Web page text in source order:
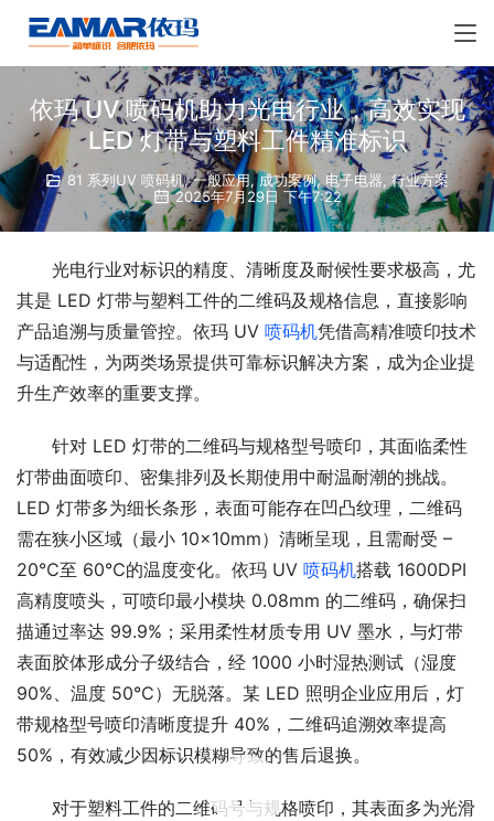
依玛 UV 喷码机助力光电行业，高效实现
LED 灯带与塑料工件精准标识
81 系列UV 喷码机,一般应用,成功案例, 电子电器,行业方案
2025年7月29日 下午7:22
光电行业对标识的精度、清晰度及耐候性要求极高，尤
其是 LED 灯带与塑料工件的二维码及规格信息，直接影响
产品追溯与质量管控。依玛 UV 喷码机凭借高精准喷印技术
与适配性，为两类场景提供可靠标识解决方案，成为企业提
升生产效率的重要支撑。
针对 LED 灯带的二维码与规格型号喷印，其面临柔性
灯带曲面喷印、密集排列及长期使用中耐温耐潮的挑战。
LED 灯带多为细长条形，表面可能存在凹凸纹理，二维码
需在狭小区域（最小 10×10mm）清晰呈现，且需耐受 –
20℃至 60℃的温度变化。依玛 UV 喷码机搭载 1600DPI
高精度喷头，可喷印最小模块 0.08mm 的二维码，确保扫
描通过率达 99.9%；采用柔性材质专用 UV 墨水，与灯带
表面胶体形成分子级结合，经 1000 小时湿热测试（湿度
90%、温度 50℃）无脱落。某 LED 照明企业应用后，灯
带规格型号喷印清晰度提升 40%，二维码追溯效率提高
50%，有效减少因标识模糊导致的售后退换。
对于塑料工件的二维码号与规格喷印，其表面多为光滑